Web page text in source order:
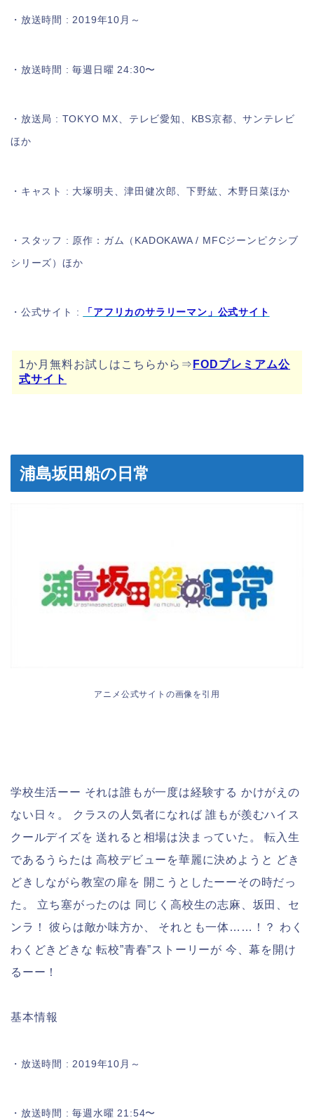
・放送時間 : 2019年10月～
・放送時間 : 毎週日曜 24:30〜
・放送局 : TOKYO MX、テレビ愛知、KBS京都、サンテレビ
ほか
・キャスト : 大塚明夫、津田健次郎、下野紘、木野日菜ほか
・スタッフ : 原作：ガム（KADOKAWA / MFCジーンピクシブ
シリーズ）ほか
・公式サイト : 「アフリカのサラリーマン」公式サイト
1か月無料お試しはこちらから⇒ FODプレミアム公
式サイト
浦島坂田船の日常
アニメ公式サイトの画像を引用
学校生活ーー それは誰もが一度は経験する かけがえの
ない日々。 クラスの人気者になれば 誰もが羨むハイス
クールデイズを 送れると相場は決まっていた。 転入生
であるうらたは 高校デビューを華麗に決めようと どき
どきしながら教室の扉を 開こうとしたーーその時だっ
た。 立ち塞がったのは 同じく高校生の志麻、坂田、セ
ンラ！ 彼らは敵か味方か、 それとも一体……！？ わく
わくどきどきな 転校”青春”ストーリーが 今、幕を開け
るーー！
基本情報
・放送時間 : 2019年10月～
・放送時間 : 毎週水曜 21:54〜